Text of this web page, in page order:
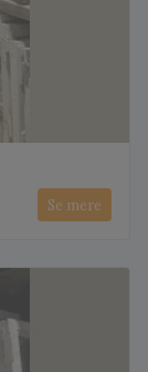
Se mere